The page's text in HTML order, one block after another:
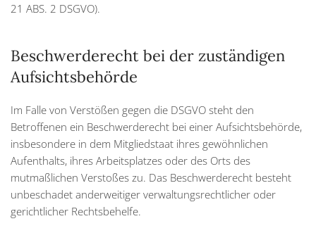
21 ABS. 2 DSGVO).
Beschwerde­recht bei der zuständigen
Aufsichts­behörde
Im Falle von Verstößen gegen die DSGVO steht den
Betroffenen ein Beschwerderecht bei einer Aufsichtsbehörde,
insbesondere in dem Mitgliedstaat ihres gewöhnlichen
Aufenthalts, ihres Arbeitsplatzes oder des Orts des
mutmaßlichen Verstoßes zu. Das Beschwerderecht besteht
unbeschadet anderweitiger verwaltungsrechtlicher oder
gerichtlicher Rechtsbehelfe.